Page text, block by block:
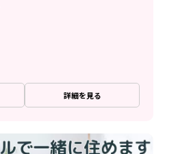
詳細を見る